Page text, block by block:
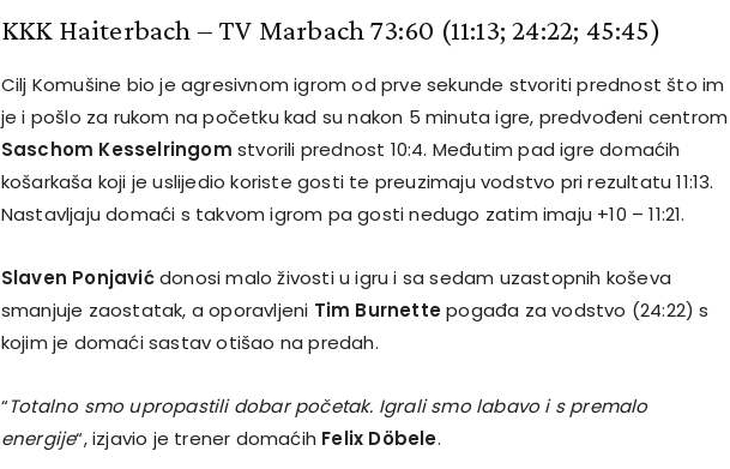
KKK Haiterbach – TV Marbach 73:60 (11:13; 24:22; 45:45)
Cilj Komušine bio je agresivnom igrom od prve sekunde stvoriti prednost što im
je i pošlo za rukom na početku kad su nakon 5 minuta igre, predvođeni centrom
Saschom Kesselringom stvorili prednost 10:4. Međutim pad igre domaćih
košarkaša koji je uslijedio koriste gosti te preuzimaju vodstvo pri rezultatu 11:13.
Nastavljaju domaći s takvom igrom pa gosti nedugo zatim imaju +10 – 11:21.
Slaven Ponjavićdonosi malo živosti u igru i sa sedam uzastopnih koševa
smanjuje zaostatak, a oporavljeni Tim Burnettepogađa za vodstvo (24:22) s
kojim je domaći sastav otišao na predah.
“Totalno smo upropastili dobar početak. Igrali smo labavo i s premalo
energije“, izjavio je trener domaćih Felix Döbele.